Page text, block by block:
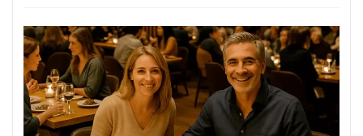
Pizzaria:
tradição
em
pizza
artesanal